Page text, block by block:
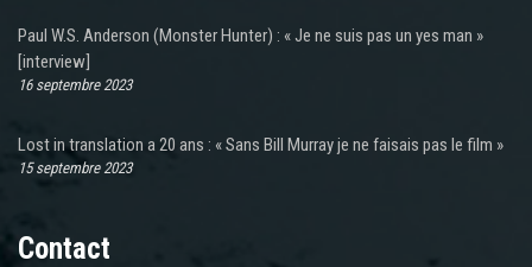
Paul W.S. Anderson (Monster Hunter) : « Je ne suis pas un yes man »
[interview]
16 septembre 2023
Lost in translation a 20 ans : « Sans Bill Murray je ne faisais pas le film »
15 septembre 2023
Contact